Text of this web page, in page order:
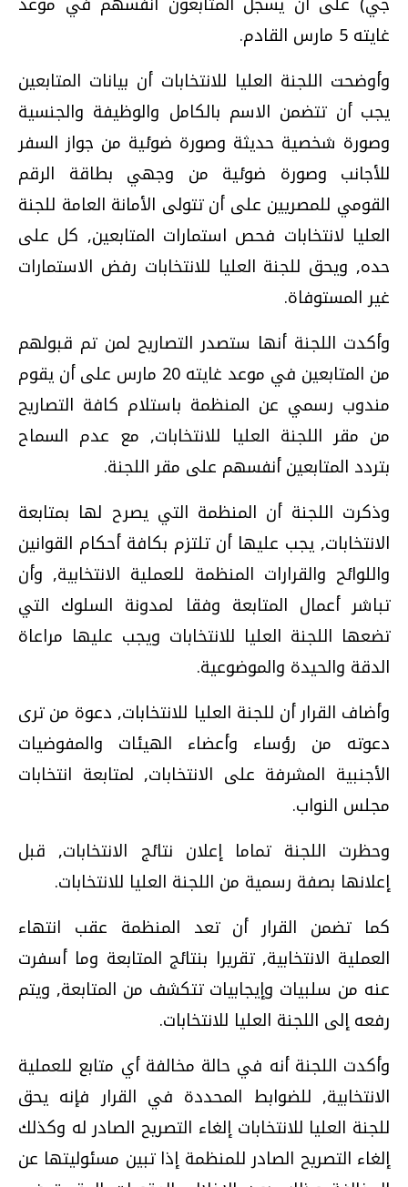
غايته 5 مارس القادم.
وأوضحت اللجنة العليا للانتخابات أن بيانات المتابعين
يجب أن تتضمن الاسم بالكامل والوظيفة والجنسية
وصورة شخصية حديثة وصورة ضوئية من جواز السفر
للأجانب وصورة ضوئية من وجهي بطاقة الرقم
القومي للمصريين على أن تتولى الأمانة العامة للجنة
العليا لانتخابات فحص استمارات المتابعين, كل على
حده, ويحق للجنة العليا للانتخابات رفض الاستمارات
غير المستوفاة.
وأكدت اللجنة أنها ستصدر التصاريح لمن تم قبولهم
من المتابعين في موعد غايته 20 مارس على أن يقوم
مندوب رسمي عن المنظمة باستلام كافة التصاريح
من مقر اللجنة العليا للانتخابات, مع عدم السماح
بتردد المتابعين أنفسهم على مقر اللجنة.
وذكرت اللجنة أن المنظمة التي يصرح لها بمتابعة
الانتخابات, يجب عليها أن تلتزم بكافة أحكام القوانين
واللوائح والقرارات المنظمة للعملية الانتخابية, وأن
تباشر أعمال المتابعة وفقا لمدونة السلوك التي
تضعها اللجنة العليا للانتخابات ويجب عليها مراعاة
الدقة والحيدة والموضوعية.
وأضاف القرار أن للجنة العليا للانتخابات, دعوة من ترى
دعوته من رؤساء وأعضاء الهيئات والمفوضيات
الأجنبية المشرفة على الانتخابات, لمتابعة انتخابات
مجلس النواب.
وحظرت اللجنة تماما إعلان نتائج الانتخابات, قبل
إعلانها بصفة رسمية من اللجنة العليا للانتخابات.
كما تضمن القرار أن تعد المنظمة عقب انتهاء
العملية الانتخابية, تقريرا بنتائج المتابعة وما أسفرت
عنه من سلبيات وإيجابيات تتكشف من المتابعة, ويتم
رفعه إلى اللجنة العليا للانتخابات.
وأكدت اللجنة أنه في حالة مخالفة أي متابع للعملية
الانتخابية, للضوابط المحددة في القرار فإنه يحق
للجنة العليا للانتخابات إلغاء التصريح الصادر له وكذلك
إلغاء التصريح الصادر للمنظمة إذا تبين مسئوليتها عن